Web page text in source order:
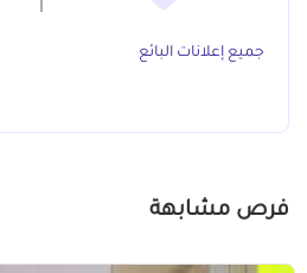
جميع إعلانات البائع
فرص مشابهة